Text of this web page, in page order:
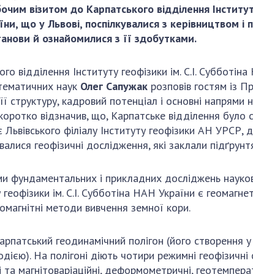
Наукові об'єкти, що становлять
національне надбання
Центри колективного
приладами НАН України
Оцінювання ефективності
діяльності наукових установ
Конкурси наукових досліджень
НАН України
Відкрита наука в НАН України
Робота з молоддю
НАН
НАН
візитом до Карпатського відділення
що у Львові, поспілкувалися з керівництвом і
й ознайомилися з її здобутками.
відділення Інституту геофізики ім. С.І.
наук Олег Сапужак розповів гостям із
структуру, кадровий потенціал і основні напрями
відзначив, що, Карпатське відділення
Львівського філіалу Інституту геофізики АН
геофізичні дослідження, які заклали
фундаментальних і прикладних досліджень
геофізики ім. С.І. Субботіна НАН України є
методи вивчення земної кори.
геодинамічний полігон (його створення
На полігоні діють чотири режимні геофізичні
та магнітоваріаційні, деформометричні,